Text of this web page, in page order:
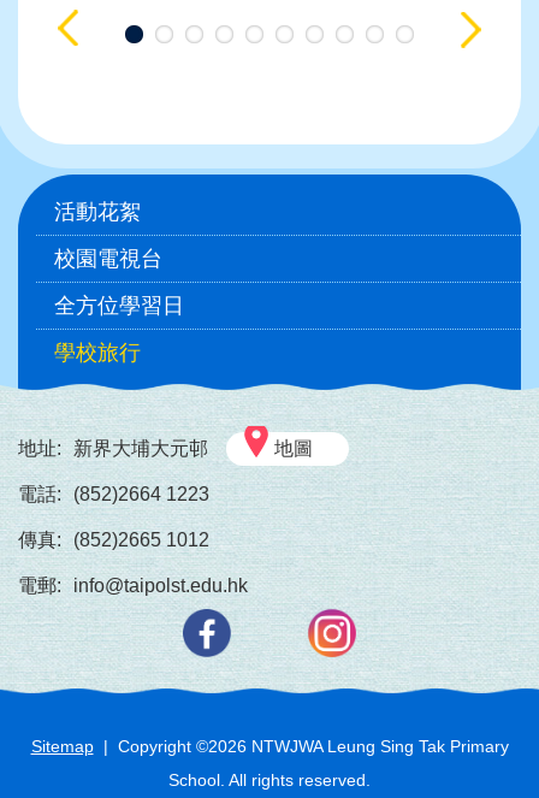
Main
navigation
活動花絮
校園電視台
全方位學習日
學校旅行
地址: 新界大埔大元邨 地圖
電話: (852)2664 1223
傳真: (852)2665 1012
電郵: info@taipolst.edu.hk
Sitemap| Copyright ©2026NTWJWA Leung Sing Tak Primary
School. All rights reserved.